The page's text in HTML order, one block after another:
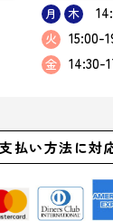
月 木
火 15:00-
金 14:30-
払い方法に対